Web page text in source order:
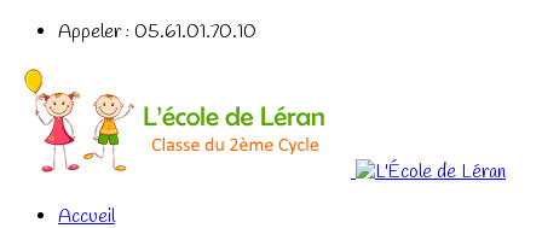
Appeler : 05.61.01.70.10
Accueil